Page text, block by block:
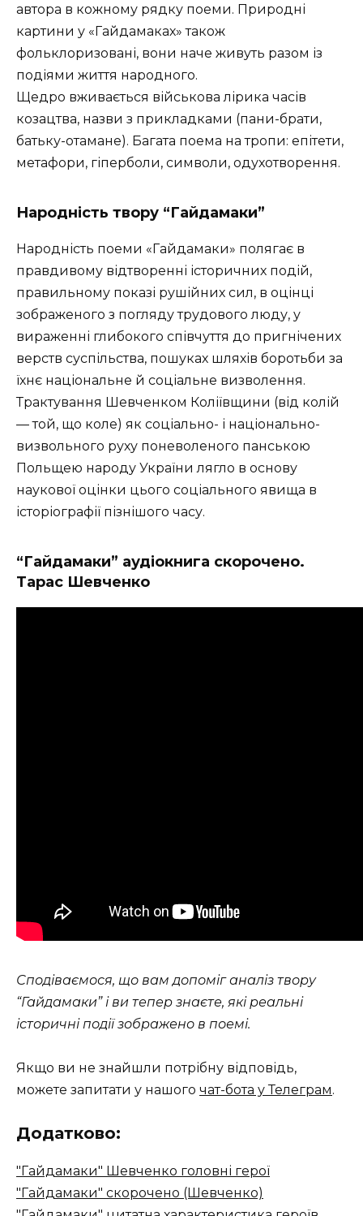
автора в кожному рядку поеми. Природні
картини у «Гайдамаках» також
фольклоризовані, вони наче живуть разом із
подіями життя народного.
Щедро вживається військова лірика часів
козацтва, назви з прикладками (пани-брати,
батьку-отамане). Багата поема на тропи: епітети,
метафори, гіперболи, символи, одухотворення.
Народність твору “Гайдамаки”
Народність поеми «Гайдамаки» полягає в
правдивому відтворенні історичних подій,
правильному показі рушійних сил, в оцінці
зображеного з погляду трудового люду, у
вираженні глибокого співчуття до пригнічених
верств суспільства, пошуках шляхів боротьби за
їхнє національне й соціальне визволення.
Трактування Шевченком Коліївщини (від колій
— той, що коле) як соціально- і національно-
визвольного руху поневоленого панською
Польщею народу України лягло в основу
наукової оцінки цього соціального явища в
історіографії пізнішого часу.
“Гайдамаки” аудіокнига скорочено.
Тарас Шевченко
Сподіваємося, що вам допоміг аналіз твору
“Гайдамаки” і ви тепер знаєте, які реальні
історичні події зображено в поемі.
Якщо ви не знайшли потрібну відповідь,
можете запитати у нашого чат-бота у Телеграм.
Додатково:
"Гайдамаки" Шевченко головні герої
"Гайдамаки" скорочено (Шевченко)